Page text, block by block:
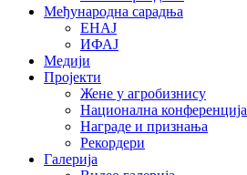
Међународна сарадња
ЕНАЈ
ИФАЈ
Медији
Пројекти
Жене у агробизнису
Национална конференција
Награде и признања
Рекордери
Галерија